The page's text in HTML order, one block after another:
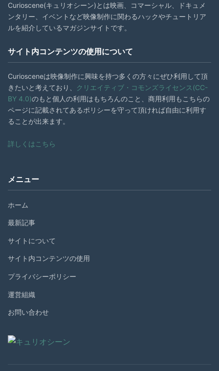
Curioscene(キュリオシーン)とは映画、コマーシャル、ドキュメ
ンタリー、イベントなど映像制作に関わるハックやチュートリア
ルを紹介しているマガジンサイトです。
サイト内コンテンツの使用について
Curiosceneは映像制作に興味を持つ多くの方々にぜひ利用して頂
きたいと考えており、
クリエイティブ・コモンズライセンス(CC-
BY 4.0)のもと個人の利用はもちろんのこと、商用利用もこちらの
ページに記載されてあるポリシーを守って頂ければ自由に利用す
ることが出来ます。
詳しくはこちら
メニュー
ホーム
最新記事
サイトについて
サイト内コンテンツの使用
プライバシーポリシー
運営組織
お問い合わせ